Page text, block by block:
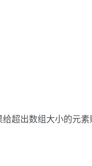
超出数组大小的元